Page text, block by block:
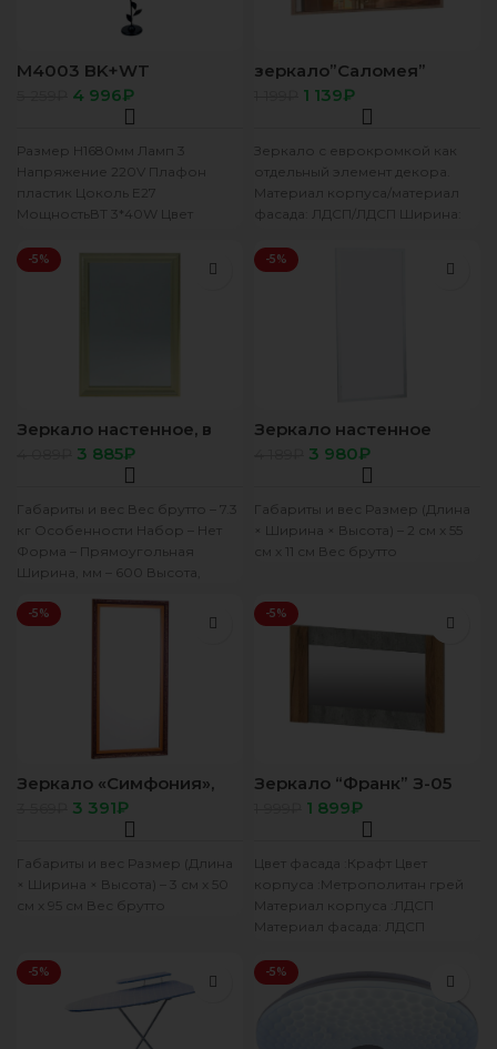
М4003 BK+WT
светильник напольный
4 996₽
Размер H1680мм Ламп 3
Напряжение 220V Плафон
пластик Цоколь Е27
МощностьВТ 3*40W Цвет
зеркало”Саломея”
венге/лоредо
1 139₽
Зеркало с еврокромкой как
отдельный элемент декора.
Материал корпуса/материал
фасада: ЛДСП/ЛДСП Ширина:
-5%
Зеркало настенное, в
раме, 60х90 см 5361357
3 885₽
Габариты и вес Вес брутто – 7.3
кг Особенности Набор – Нет
Форма – Прямоугольная
Ширина, мм – 600 Высота,
-5%
Зеркало настенное
«Альпы», 55х110 см, рама
МДФ, 55 мм
3 980₽
Габариты и вес Размер (Длина
× Ширина × Высота) – 2 см х 55
см х 11 см Вес брутто
-5%
Зеркало «Симфония»,
настенное 50×95 cм,
рама пластик, 48 мм
3 391₽
Габариты и вес Размер (Длина
× Ширина × Высота) – 3 см х 50
см х 95 см Вес брутто
-5%
Зеркало “Франк” З-05
крафт/метрополитан
1 899₽
Цвет фасада :Крафт Цвет
корпуса :Метрополитан грей
Материал корпуса :ЛДСП
Материал фасада: ЛДСП
600 Глубина,
-5% -5%